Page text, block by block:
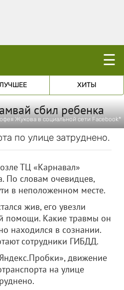
☰
ХИТЫ
сбил ребенка
Жукова в социальной сети Facebook*
по улице затруднено.
ТЦ «Карнавал»
По словам очевидцев,
в неположенном месте.
жив, его увезли
помощи. Какие травмы он
находился в сознании.
сотрудники ГИБДД.
движение
на улице